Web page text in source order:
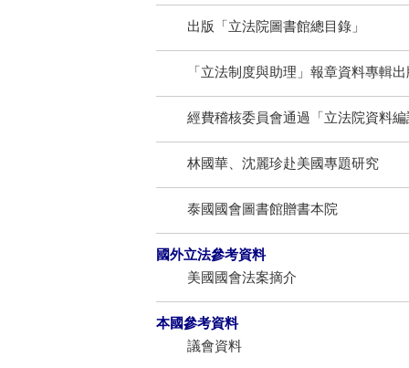
出版「立法院圖書館總目錄」
「立法制度與助理」報章資料專輯
經費稽核委員會通過「立法院資料
林國華、沈麗珍赴美國專題研究
泰國國會圖書館贈書本院
國外立法參考資料
美國國會法案摘介
本國參考資料
議會資料